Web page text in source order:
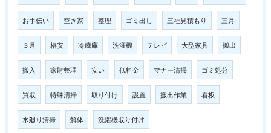
お手伝い 空き家 整理 ゴミ出し 三社見積もり 三月
３月 格安 冷蔵庫 洗濯機 テレビ 大型家具 搬出
搬入 家財整理 安い 低料金 マナー清掃 ゴミ処分
買取 特殊清掃 取り付け 設置 搬出作業 看板
水廻り清掃 解体 洗濯機取り付け